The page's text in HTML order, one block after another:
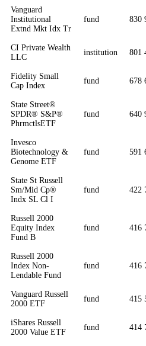
Vanguard
Institutional
Extnd Mkt Idx Tr
fund 830
CI Private Wealth
LLC
institution 801
Fidelity Small
Cap Index
fund 678
State Street®
SPDR® S&P®
PhrmctlsETF
fund 640
Invesco
Biotechnology &
Genome ETF
fund 591
State St Russell
Sm/Mid Cp®
Indx SL Cl I
fund 422
Russell 2000
Equity Index
Fund B
fund 416
Russell 2000
Index Non-
Lendable Fund
fund 416
Vanguard Russell
2000 ETF
fund 415
iShares Russell
2000 Value ETF
fund 414